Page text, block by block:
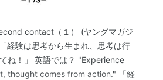
contact（１） (ヤングマガジ
経験は思考から生まれ、思考は行
ね！」 英語では？ "Experience
thought comes from action." 「経